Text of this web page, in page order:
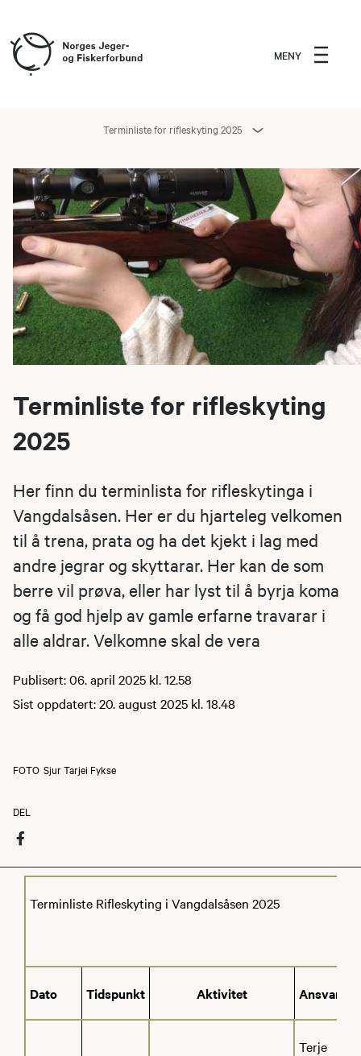
MENY
Terminliste for rifleskyting 2025
Terminliste for rifleskyting
2025
Her finn du terminlista for rifleskytinga i
Vangdalsåsen. Her er du hjarteleg velkomen
til å trena, prata og ha det kjekt i lag med
andre jegrar og skyttarar. Her kan de som
berre vil prøva, eller har lyst til å byrja koma
og få god hjelp av gamle erfarne travarar i
alle aldrar. Velkomne skal de vera
Publisert: 06. april 2025 kl. 12.58
Sist oppdatert: 20. august 2025 kl. 18.48
FOTO Sjur Tarjei Fykse
DEL
Terminliste Rifleskyting i Vangdalsåsen 2025
Dato Tidspunkt Aktivitet Ansvarlige
Terje